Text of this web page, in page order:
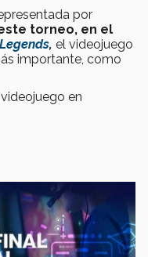
por
torneo, en el
, el videojuego
importante, como
en